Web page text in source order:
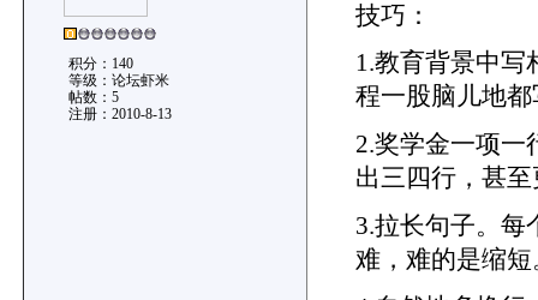
积分：140
等级：论坛虾米
帖数：5
注册：2010-8-13
技巧：
1.教育背景中
程一股脑儿地
2.奖学金一项一
出三四行，甚
3.拉长句子。每
难，难的是缩短